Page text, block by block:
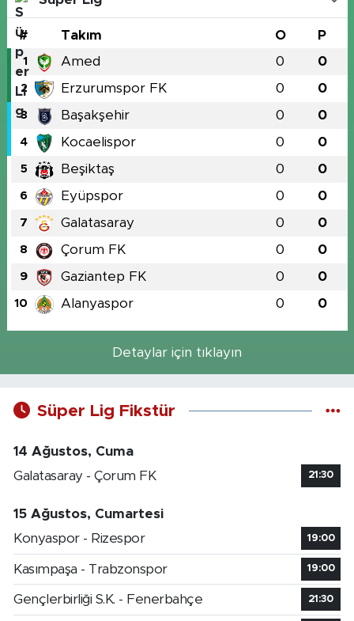
# Takım O P
1 Amed 0 0
2 Erzurumspor FK 0 0
3 Başakşehir 0 0
4 Kocaelispor 0 0
5 Beşiktaş 0 0
6 Eyüpspor 0 0
7 Galatasaray 0 0
8 Çorum FK 0 0
9 Gaziantep FK 0 0
10 Alanyaspor 0 0
Detaylar için tıklayın
Süper Lig Fikstür
14 Ağustos, Cuma
Galatasaray - Çorum FK
21:30
15 Ağustos, Cumartesi
Konyaspor - Rizespor
19:00
Kasımpaşa - Trabzonspor 19:00
Gençlerbirliği S.K. - Fenerbahçe 21:30